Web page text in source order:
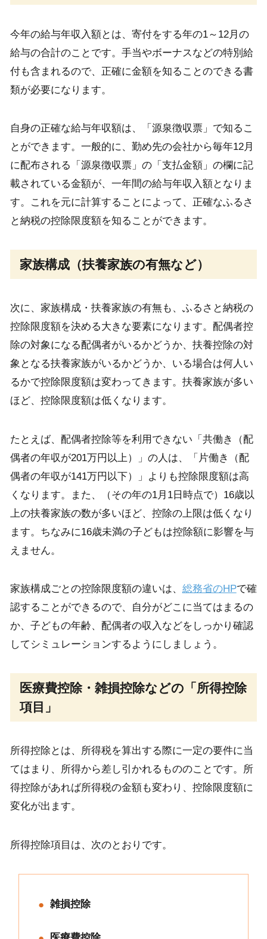
今年の給与年収入額とは、寄付をする年の1～12月の
給与の合計のことです。手当やボーナスなどの特別給
付も含まれるので、正確に金額を知ることのできる書
類が必要になります。
自身の正確な給与年収額は、「源泉徴収票」で知るこ
とができます。一般的に、勤め先の会社から毎年12月
に配布される「源泉徴収票」の「支払金額」の欄に記
載されている金額が、一年間の給与年収入額となりま
す。これを元に計算することによって、正確なふるさ
と納税の控除限度額を知ることができます。
家族構成（扶養家族の有無など）
次に、家族構成・扶養家族の有無も、ふるさと納税の
控除限度額を決める大きな要素になります。配偶者控
除の対象になる配偶者がいるかどうか、扶養控除の対
象となる扶養家族がいるかどうか、いる場合は何人い
るかで控除限度額は変わってきます。扶養家族が多い
ほど、控除限度額は低くなります。
たとえば、配偶者控除等を利用できない「共働き（配
偶者の年収が201万円以上）」の人は、「片働き（配
偶者の年収が141万円以下）」よりも控除限度額は高
くなります。また、（その年の1月1日時点で）16歳以
上の扶養家族の数が多いほど、控除の上限は低くなり
ます。ちなみに16歳未満の子どもは控除額に影響を与
えません。
家族構成ごとの控除限度額の違いは、 総務省のHPで確
認することができるので、自分がどこに当てはまるの
か、子どもの年齢、配偶者の収入などをしっかり確認
してシミュレーションするようにしましょう。
医療費控除・雑損控除などの「所得控除
項目」
所得控除とは、所得税を算出する際に一定の要件に当
てはまり、所得から差し引かれるもののことです。所
得控除があれば所得税の金額も変わり、控除限度額に
変化が出ます。
所得控除項目は、次のとおりです。
雑損控除